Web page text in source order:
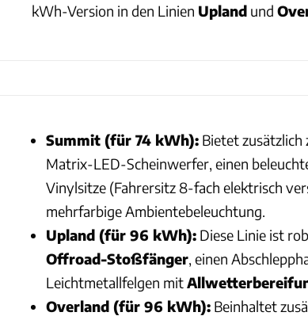
kWh-Version in den Linien Upland und
Summit (für 74 kWh): Bietet
Matrix-LED-Scheinwerfer, einen
Vinylsitze (Fahrersitz 8-fach elektrisch
mehrfarbige Ambientebeleuchtung.
Upland (für 96 kWh): Diese Linie ist
Offroad-Stoßfänger , einen
Leichtmetallfelgen mit
Overland (für 96 kWh): Beinhaltet